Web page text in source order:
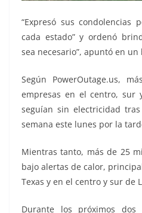
“Expresó sus condolencias
cada estado” y ordenó
sea necesario”, apuntó en
Según PowerOutage.us,
empresas en el centro, sur
seguían sin electricidad
semana este lunes por la
Mientras tanto, más de 25
bajo alertas de calor,
Texas y en el centro y sur de
Durante los próximos dos